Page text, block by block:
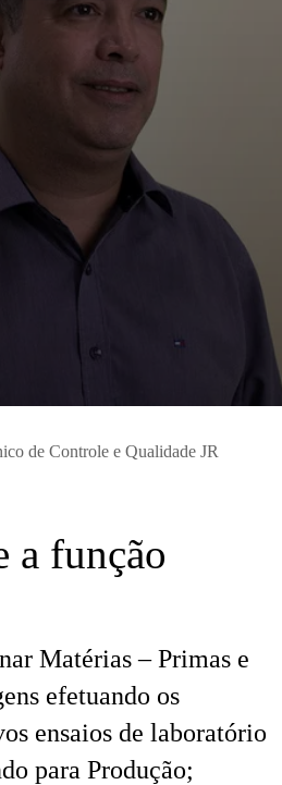
de Controle e Qualidade JR
a função
Matérias – Primas e
efetuando os
ensaios de laboratório
para Produção;